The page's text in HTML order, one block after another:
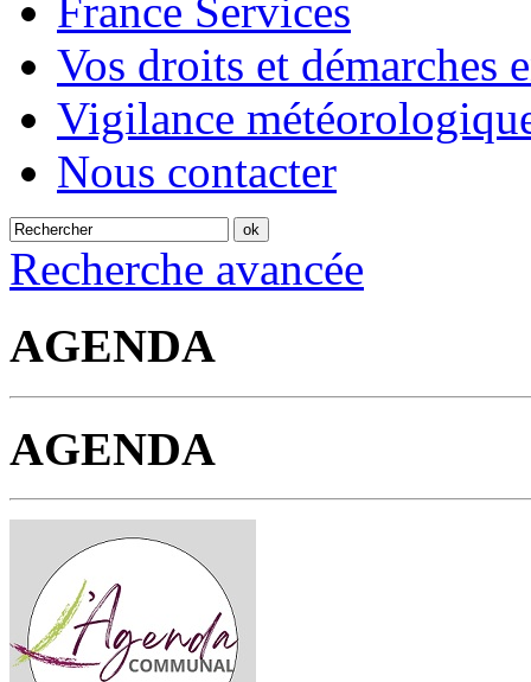
France Services
Vos droits et démarches
Vigilance
Nous contacter
Recherche avancée
AGENDA
AGENDA